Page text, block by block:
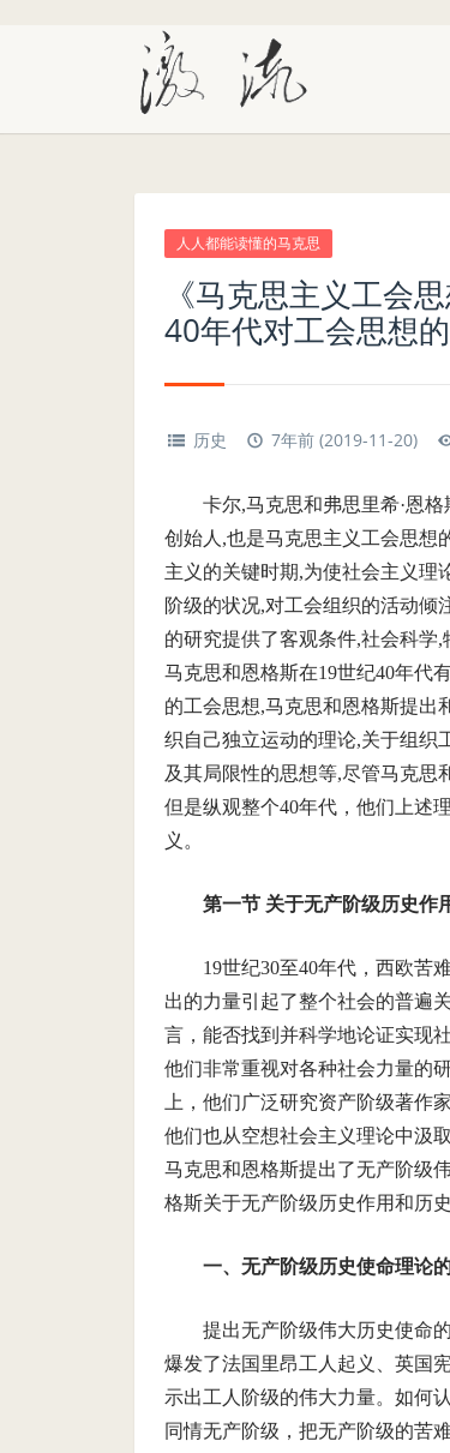
人人都能读懂的马克思
《马克思主义工会
40年代对工会思想
历史 7年前 (2019-11-20)
卡尔,马克思和弗思里希·恩
创始人,也是马克思主义工会思想
主义的关键时期,为使社会主义
阶级的状况,对工会组织的活动倾
的研究提供了客观条件,社会科学
马克思和恩格斯在19世纪40年代
的工会思想,马克思和恩格斯提出
织自己独立运动的理论,关于组织
及其局限性的思想等,尽管马克思
但是纵观整个40年代，他们上述
义。
第一节 关于无产阶级历史作
19世纪30至40年代，西欧苦
出的力量引起了整个社会的普遍
言，能否找到并科学地论证实现
他们非常重视对各种社会力量的
上，他们广泛研究资产阶级著作
他们也从空想社会主义理论中汲
马克思和恩格斯提出了无产阶级
格斯关于无产阶级历史作用和历
一、无产阶级历史使命理论
提出无产阶级伟大历史使命
爆发了法国里昂工人起义、英国
示出工人阶级的伟大力量。如何
同情无产阶级，把无产阶级的苦